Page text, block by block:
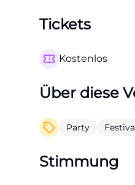
Tickets
Kostenlos
Über diese
Party
Stimmung